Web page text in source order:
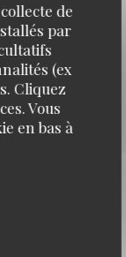
de
par
(ex
Cliquez
Vous
en bas à
✨
et